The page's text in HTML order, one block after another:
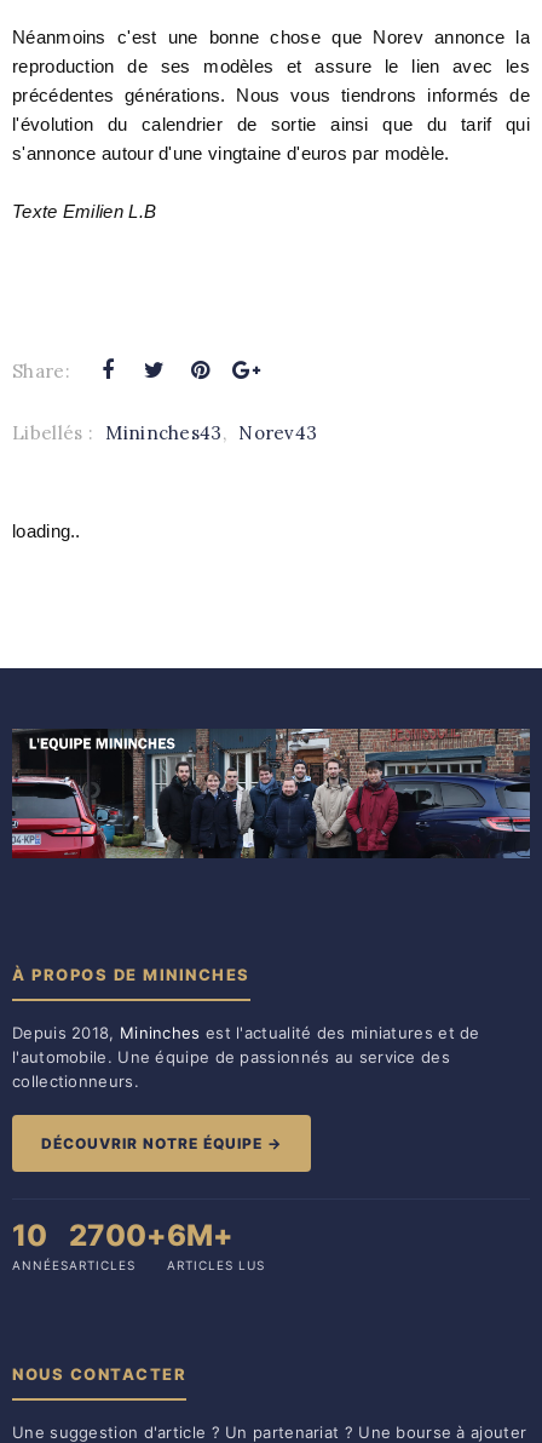
Néanmoins c'est une bonne chose que Norev annonce la
reproduction de ses modèles et assure le lien avec les
précédentes générations. Nous vous tiendrons informés de
l'évolution du calendrier de sortie ainsi que du tarif qui
s'annonce autour d'une vingtaine d'euros par modèle.
Texte Emilien L.B
Share:
Libellés : Mininches43, Norev43
loading..
À PROPOS DE MININCHES
Depuis 2018, Mininches est l'actualité des miniatures et de
l'automobile. Une équipe de passionnés au service des
collectionneurs.
DÉCOUVRIR NOTRE ÉQUIPE →
10
ANNÉES
2700+
ARTICLES
6M+
ARTICLES LUS
NOUS CONTACTER
Une suggestion d'article ? Un partenariat ? Une bourse à ajouter